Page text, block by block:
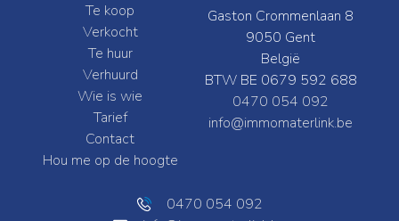
Te koop
Verkocht
Te huur
Verhuurd
Wie is wie
Tarief
Contact
Hou me op de hoogte
Gaston Crommenlaan 8
9050 Gent
België
BTW BE 0679 592 688
0470 054 092
info@immomaterlink.be
0470 054 092